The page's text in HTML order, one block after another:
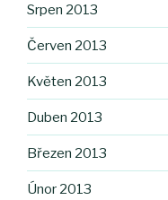
Srpen 2013
Červen 2013
Květen 2013
Duben 2013
Březen 2013
Únor 2013